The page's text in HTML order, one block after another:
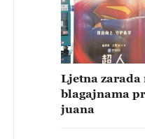
Ljetna zarada
blagajnama
juana